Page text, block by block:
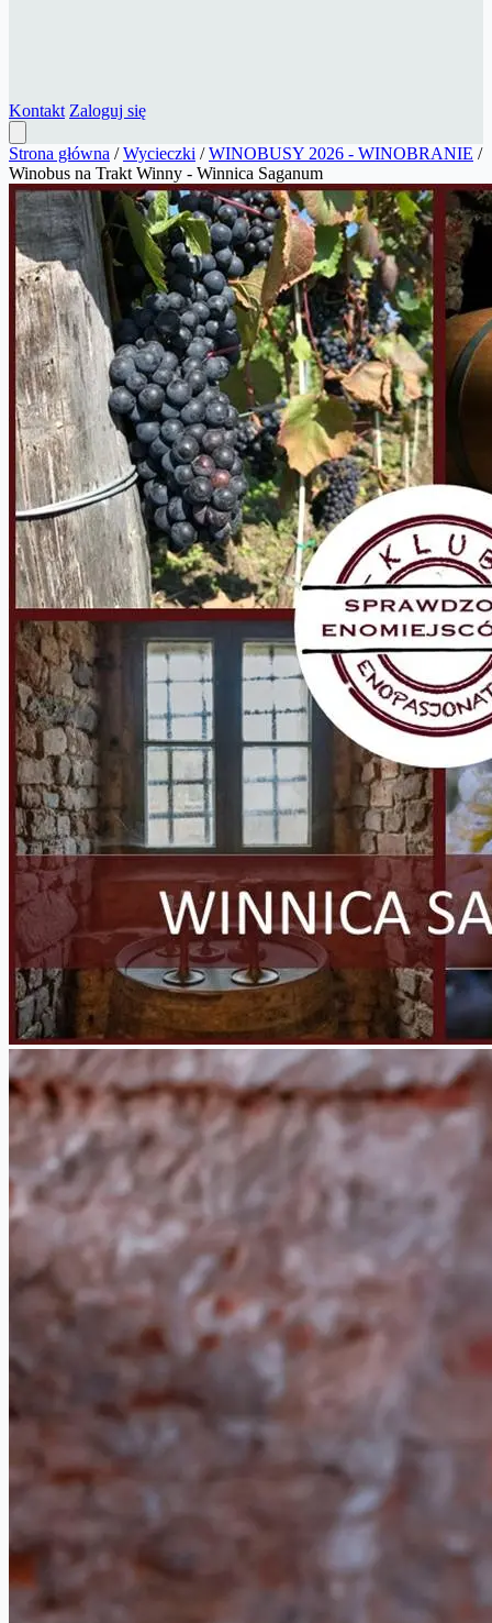
Kontakt Zaloguj się
Strona główna / Wycieczki / WINOBUSY 2026 - WINOBRANIE /
Winobus na Trakt Winny - Winnica Saganum